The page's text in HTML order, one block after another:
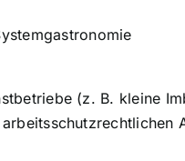
(z. B. kleine